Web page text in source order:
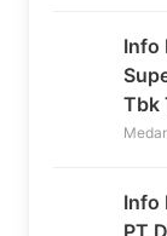
Info
Tbk
Info
PT